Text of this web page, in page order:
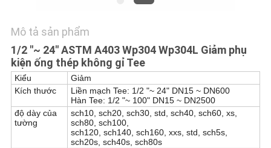
TẤT
CẢ
CÁC
TRƯỜNG
HỢP
Mô tả sản phẩm
1/2 "~ 24" ASTM A403 Wp304 Wp304L Giảm phụ
kiện ống thép không gỉ Tee
Kiểu
Giảm
Kích thước
Liền mạch Tee: 1/2 "~ 24" DN15 ~ DN600
Hàn Tee: 1/2 "~ 100" DN15 ~ DN2500
độ dày của
tường
sch10, sch20, sch30, std, sch40, sch60, xs,
sch80, sch100,
sch120, sch140, sch160, xxs, std, sch5s,
sch20s, sch40s, sch80s